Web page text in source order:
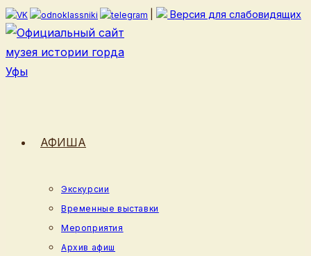
Перейти
к
содержимому
Версия для слабовидящих
АФИША
Экскурсии
Временные выставки
Мероприятия
Архив афиш